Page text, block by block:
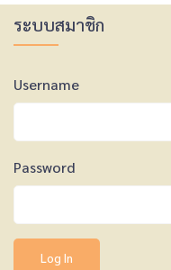
ระบบสมาชิก
Username
Password